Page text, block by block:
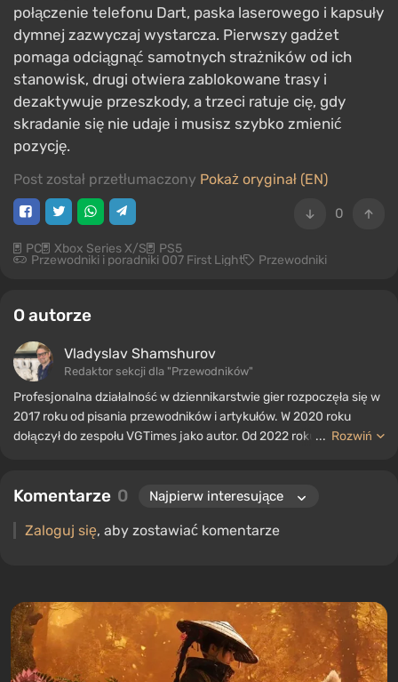
połączenie telefonu Dart, paska laserowego i kapsuły
dymnej zazwyczaj wystarcza. Pierwszy gadżet
pomaga odciągnąć samotnych strażników od ich
stanowisk, drugi otwiera zablokowane trasy i
dezaktywuje przeszkody, a trzeci ratuje cię, gdy
skradanie się nie udaje i musisz szybko zmienić
pozycję.
Post został przetłumaczony Pokaż oryginał (EN)
0
PC Xbox Series X/S PS5
Przewodniki i poradniki 007 First Light Przewodniki
O autorze
Vladyslav Shamshurov
Redaktor sekcji dla "Przewodników"
Profesjonalna działalność w dziennikarstwie gier rozpoczęła się w
2017 roku od pisania przewodników i artykułów. W 2020 roku
dołączył do zespołu VGTimes jako autor. Od 2022 roku pełni
... Rozwiń
Komentarze 0
Zaloguj się, aby zostawiać komentarze